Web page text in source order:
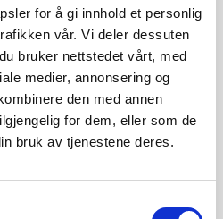
for å gi innhold et personlig
vår. Vi deler dessuten
bruker nettstedet vårt, med
medier, annonsering og
den med annen
for dem, eller som de
bruk av tjenestene deres.
for å forsterke
spenning 300 og 420 kV) inn
følge av både pågående og
Stasjonen skal erstatte
å bygge Øygarden
transformatorstasjon. Det
blir på ca. 80 000 m2.